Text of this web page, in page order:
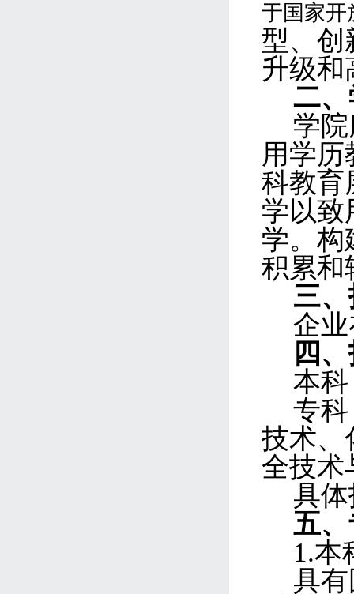
于国家开
型、创
升级和
二
学
用学
科教育
学以致
学。构
积累和
三、
企
四
本科
专
技术、
全技术
具
五
1.本
具